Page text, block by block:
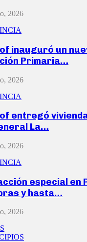
2026
inauguró un
Primaria…
2026
entregó
La…
2026
especial en
y hasta…
2026